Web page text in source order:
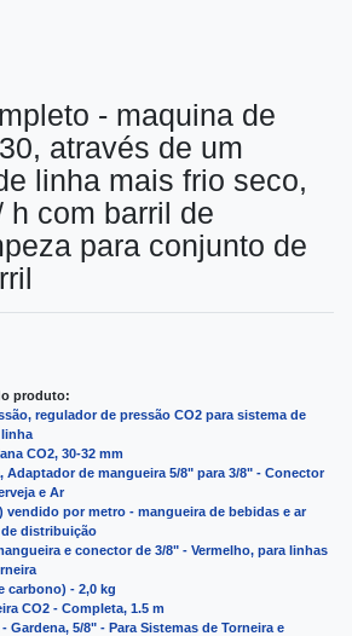
- maquina de
através de um
linha mais frio seco,
h com barril de
para conjunto de
produto:
regulador de pressão CO2 para sistema de
linha
CO2, 30-32 mm
Adaptador de mangueira 5/8" para 3/8" - Conector
e Ar
vendido por metro - mangueira de bebidas e ar
distribuição
e conector de 3/8" - Vermelho, para linhas
carbono) - 2,0 kg
CO2 - Completa, 1.5 m
Gardena, 5/8" - Para Sistemas de Torneira e